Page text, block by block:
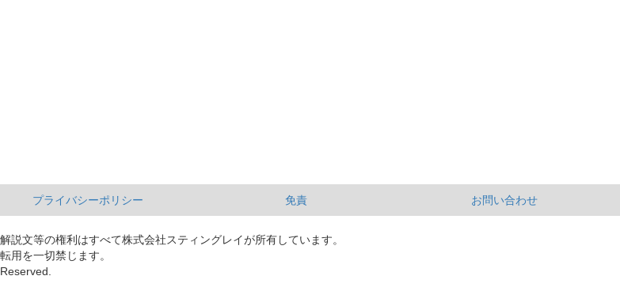
プライバシーポリシー 免責 お問い合わせ
説文等の権利はすべて株式会社スティングレイが所有しています。
用を一切禁じます。